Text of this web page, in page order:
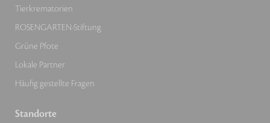
Tierkrematorien
ROSENGARTEN-Stiftung
Grüne Pfote
Lokale Partner
Häufig gestellte Fragen
Standorte